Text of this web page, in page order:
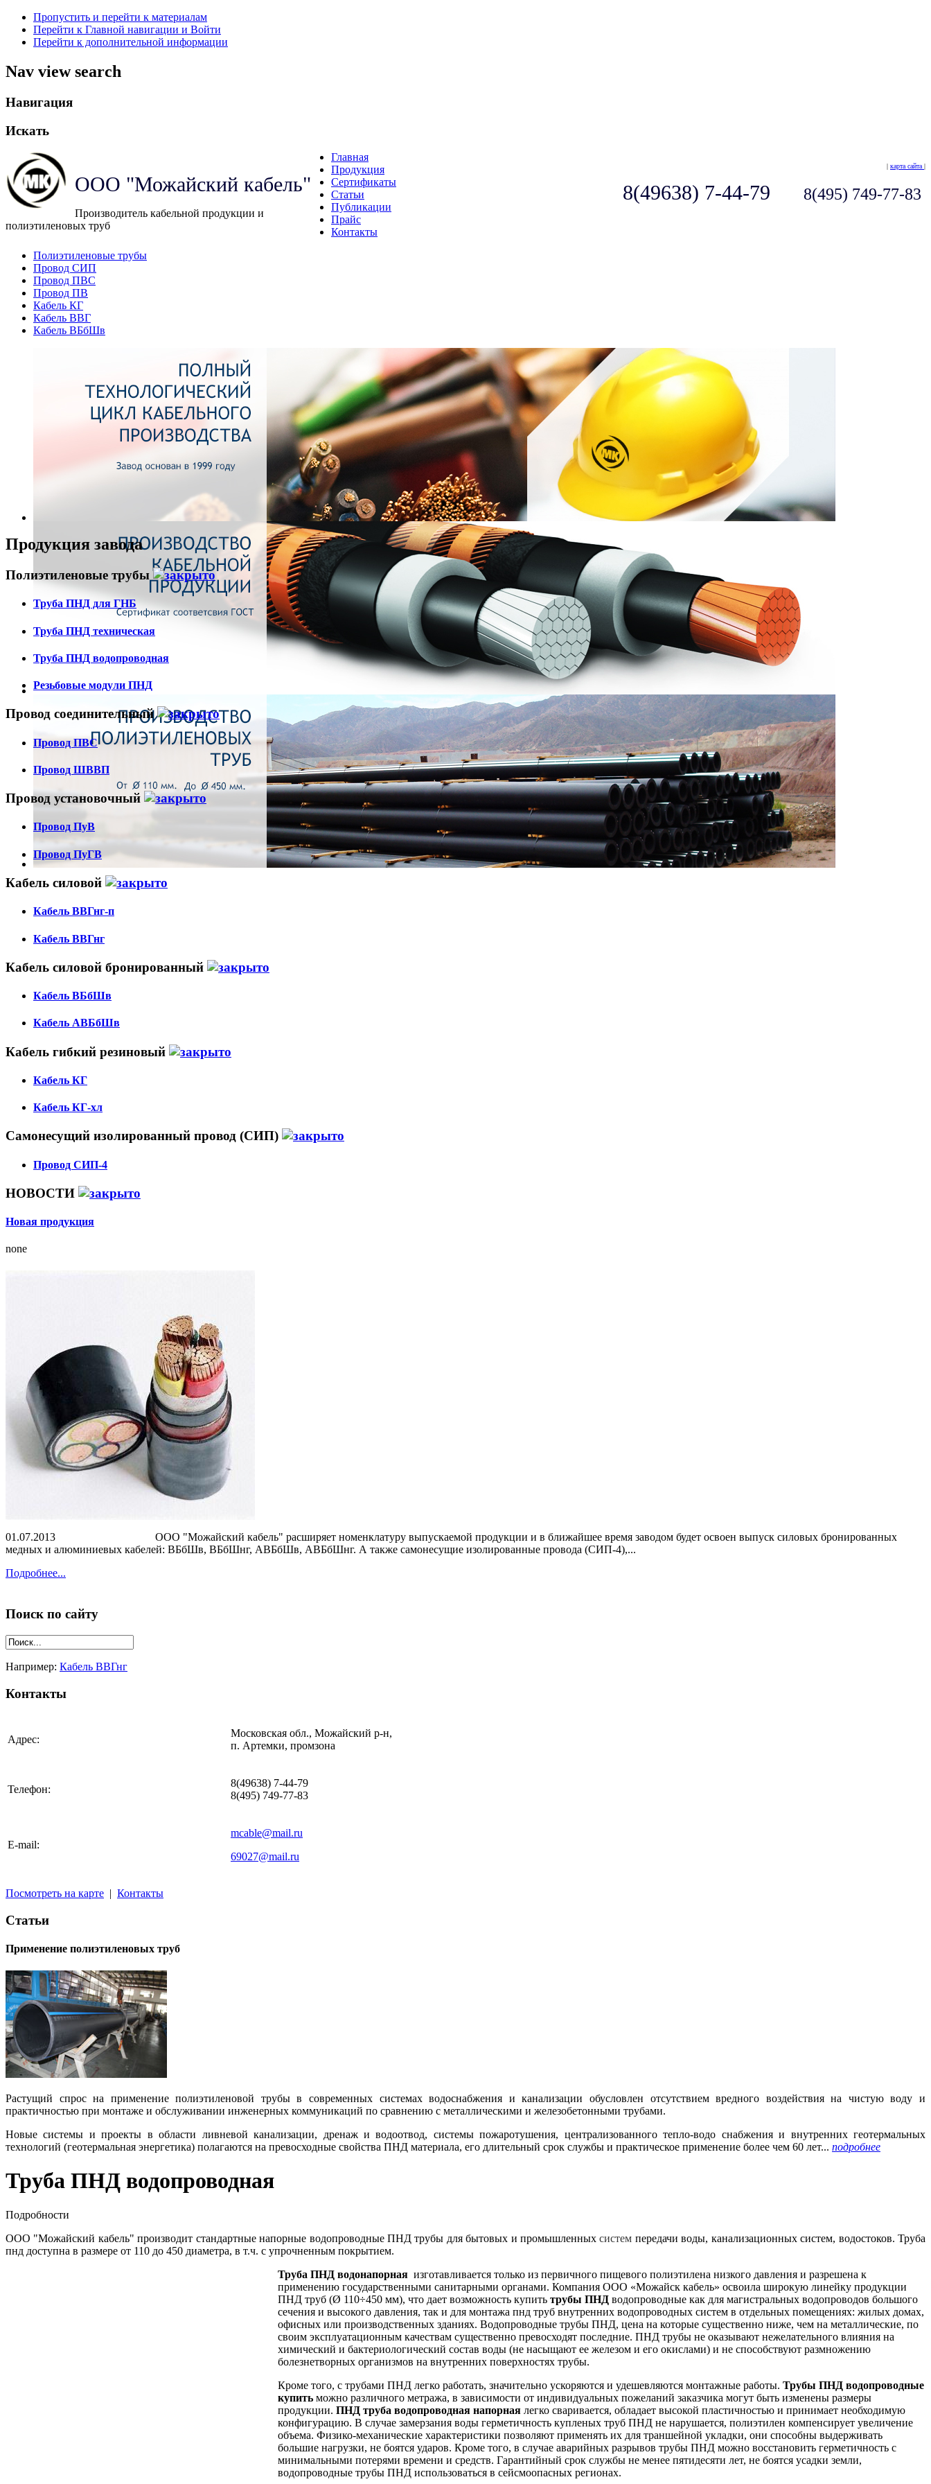
Пропустить и перейти к материалам
Перейти к Главной навигации и Войти
Перейти к дополнительной информации
Nav view search
Навигация
Искать
ООО "Можайский кабель"
Производитель кабельной продукции и
полиэтиленовых труб
| карта сайта|
8(49638) 7-44-79 8(495) 749-77-83
Главная
Продукция
Сертификаты
Статьи
Публикации
Прайс
Контакты
Полиэтиленовые трубы
Провод СИП
Провод ПВС
Провод ПВ
Кабель КГ
Кабель ВВГ
Кабель ВБбШв
Продукция завода
Полиэтиленовые трубы
Труба ПНД для ГНБ
Труба ПНД техническая
Труба ПНД водопроводная
Резьбовые модули ПНД
Провод соединительный
Провод ПВС
Провод ШВВП
Провод установочный
Провод ПуВ
Провод ПуГВ
Кабель силовой
Кабель ВВГнг-п
Кабель ВВГнг
Кабель силовой бронированный
Кабель ВБбШв
Кабель АВБбШв
Кабель гибкий резиновый
Кабель КГ
Кабель КГ-хл
Самонесущий изолированный провод (СИП)
Провод СИП-4
НОВОСТИ
Новая продукция
none
01.07.2013 ООО "Можайский кабель" расширяет номенклатуру выпускаемой продукции и в ближайшее время заводом будет освоен выпуск силовых бронированных
медных и алюминиевых кабелей: ВБбШв, ВБбШнг, АВБбШв, АВБбШнг. А также самонесущие изолированные провода (СИП-4),...
Подробнее...
Поиск по сайту
Например: Кабель ВВГнг
Контакты
Адрес:
Московская обл., Можайский р-н,
п. Артемки, промзона
Телефон:
8(49638) 7-44-79
8(495) 749-77-83
E-mail:
mcable@mail.ru
69027@mail.ru
Посмотреть на карте | Контакты
Статьи
Применение полиэтиленовых труб
Растущий спрос на применение полиэтиленовой трубыв современных системах водоснабжения и канализации обусловлен отсутствием вредного воздействия на чистую воду и
практичностью при монтаже и обслуживании инженерных коммуникаций по сравнению с металлическими и железобетонными трубами.
Новые системы и проекты в области ливневой канализации, дренаж и водоотвод, системы пожаротушения, централизованного тепло-водо снабжения и внутренних геотермальных
технологий (геотермальная энергетика) полагаются на превосходные свойства ПНД материала, его длительный срок службы и практическое применение более чем 60 лет... подробнее
Труба ПНД водопроводная
Подробности
ООО "Можайский кабель" производит стандартные напорные водопроводные ПНД трубы для бытовых и промышленныхсистем передачи воды, канализационных систем, водостоков. Труба
пнд доступна в размере от 110 до 450 диаметра, в т.ч. с упрочненным покрытием.
Труба ПНД водонапорная изготавливается только из первичного пищевого полиэтилена низкого давления и разрешена к
применению государственными санитарными органами. Компания ООО «Можайск кабель» освоила широкую линейку продукции
ПНД труб (Ø 110÷450 мм), что дает возможность купить трубы ПНД водопроводные как для магистральных водопроводов большого
сечения и высокого давления, так и для монтажа пнд труб внутренних водопроводных систем в отдельных помещениях: жилых домах,
офисных или производственных зданиях. Водопроводные трубы ПНД, цена на которые существенно ниже, чем на металлические, по
своим эксплуатационным качествам существенно превосходят последние. ПНД трубы не оказывают нежелательного влияния на
химический и бактериологический состав воды (не насыщают ее железом и его окислами) и не способствуют размножению
болезнетворных организмов на внутренних поверхностях трубы.
Кроме того, с трубами ПНД легко работать, значительно ускоряются и удешевляются монтажные работы. Трубы ПНД водопроводные
купить можно различного метража, в зависимости от индивидуальных пожеланий заказчика могут быть изменены размеры
продукции. ПНД труба водопроводная напорная легко сваривается, обладает высокой пластичностью и принимает необходимую
конфигурацию. В случае замерзания воды герметичность купленых труб ПНД не нарушается, полиэтилен компенсирует увеличение
объема. Физико-механические характеристики позволяют применять их для траншейной укладки, они способны выдерживать
большие нагрузки, не боятся ударов. Кроме того, в случае аварийных разрывов трубы ПНД можно восстановить герметичность с
минимальными потерями времени и средств. Гарантийный срок службы не менее пятидесяти лет, не боятся усадки земли,
водопроводные трубы ПНД использоваться в сейсмоопасных регионах.